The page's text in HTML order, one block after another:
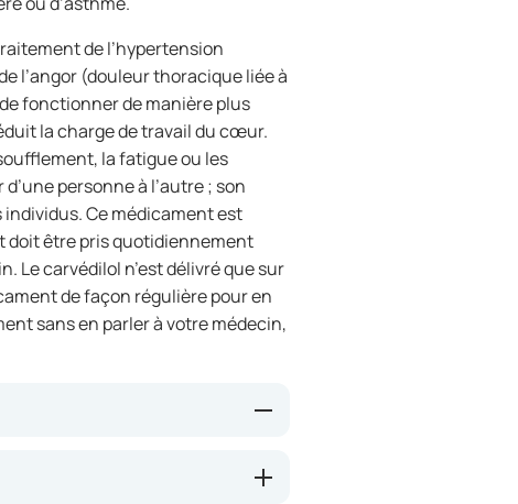
de l’hypertension
l’angor (douleur thoracique liée à
fonctionner de manière plus
la charge de travail du cœur.
la fatigue ou les
personne à l’autre ; son
Ce médicament est
doit être pris quotidiennement
Le carvédilol n’est délivré que sur
de façon régulière pour en
sans en parler à votre médecin,
et en ralentissant la
pression artérielle et